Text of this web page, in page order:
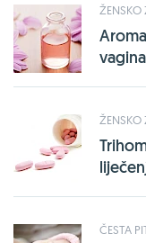
ŽENSKO
ŽENSKO
ČESTA